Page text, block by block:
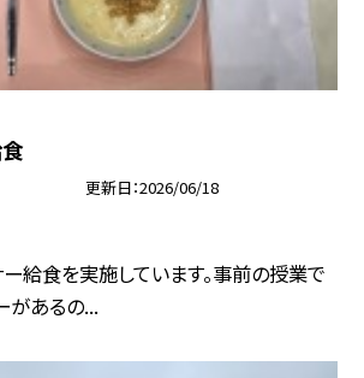
食
更新日 2026/06/18
給食を実施しています。事前の授業で
があるの...